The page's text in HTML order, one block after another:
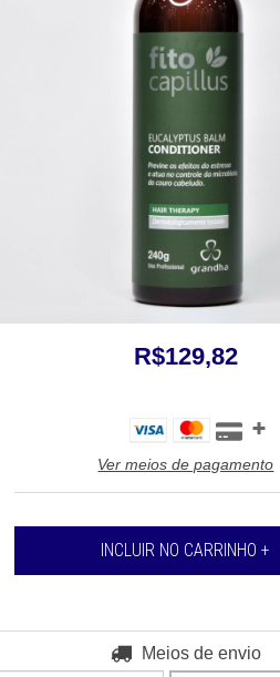
R$129,82
Ver meios de pagamento
para o CEP: Meios de envio